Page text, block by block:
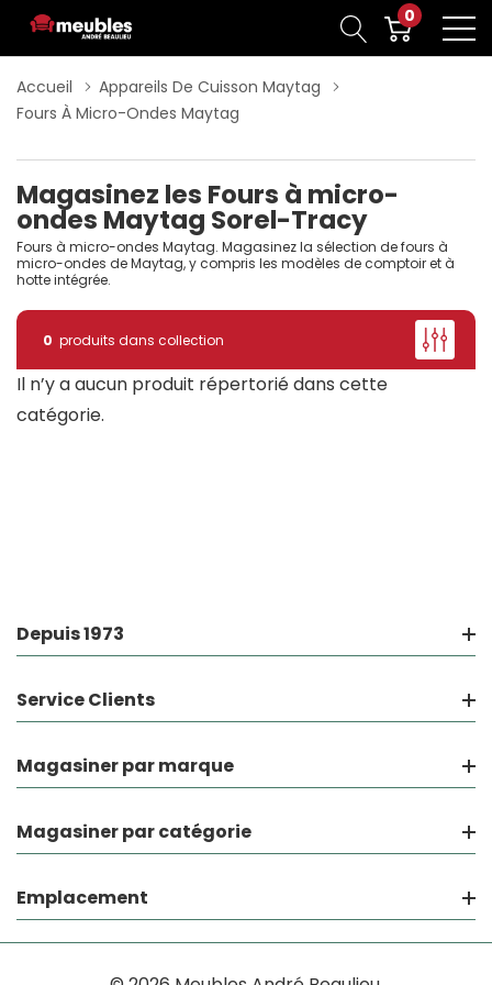
0
Accueil
Appareils De Cuisson Maytag
Fours À Micro-Ondes Maytag
Magasinez les Fours à micro-
ondes Maytag Sorel-Tracy
Fours à micro-ondes Maytag. Magasinez la sélection de fours à
micro-ondes de Maytag, y compris les modèles de comptoir et à
hotte intégrée.
0 produits dans collection
Il n’y a aucun produit répertorié dans cette
catégorie.
Depuis 1973
Service Clients
Magasiner par marque
Magasiner par catégorie
Emplacement